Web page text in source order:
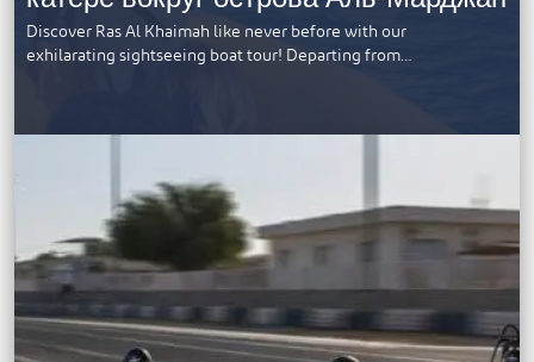
Discover Ras Al Khaimah like never before with our
exhilarating sightseeing boat tour! Departing from…